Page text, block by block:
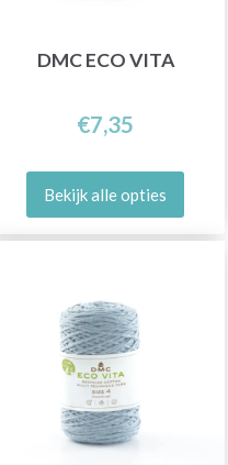
DMC ECO VITA
€7,35
Bekijk alle opties